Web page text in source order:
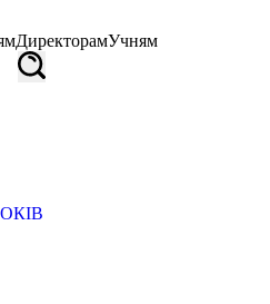
ДиректорамУчням